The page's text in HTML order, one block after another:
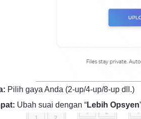
Pilih gaya Anda (2-up/4-up/8-up dll.)
Ubah suai dengan “Lebih Opsyen